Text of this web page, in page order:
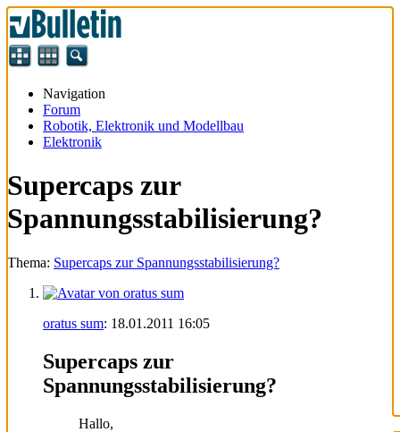
Navigation
Forum
Robotik, Elektronik und Modellbau
Elektronik
Supercaps zur
Spannungsstabilisierung?
Thema: Supercaps zur Spannungsstabilisierung?
oratus sum: 18.01.2011 16:05
Supercaps zur
Spannungsstabilisierung?
Hallo,